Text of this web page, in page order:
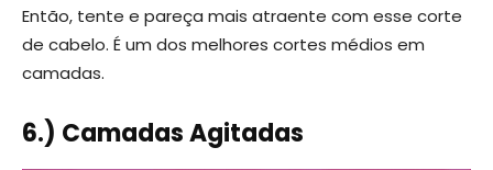
Então, tente e pareça mais atraente com esse corte
de cabelo. É um dos melhores cortes médios em
camadas.
6.) Camadas Agitadas